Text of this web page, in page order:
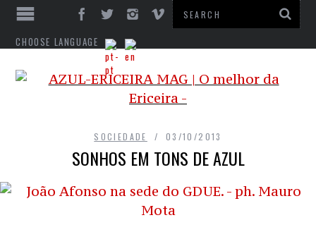
CHOOSE LANGUAGE
SOCIEDADE 03/10/2013
SONHOS EM TONS DE AZUL